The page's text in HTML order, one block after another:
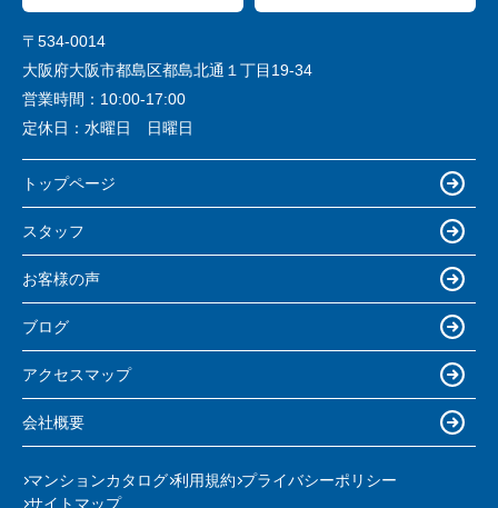
〒534-0014
大阪府大阪市都島区都島北通１丁目19-34
営業時間： 10:00-17:00
定休日： 水曜日 日曜日
トップページ
スタッフ
お客様の声
ブログ
アクセスマップ
会社概要
マンションカタログ 利用規約 プライバシーポリシー
サイトマップ